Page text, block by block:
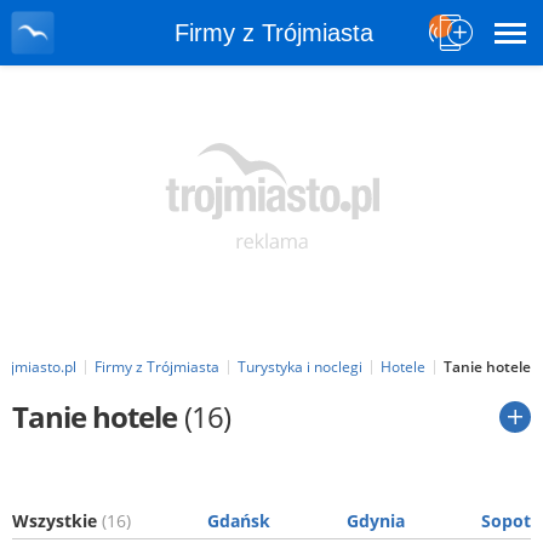
Firmy z Trójmiasta
Firmy z Trójmiasta Turystyka i noclegi Hotele Tanie hotele
Tanie hotele(16)
Wszystkie (16) Gdańsk Gdynia Sopot